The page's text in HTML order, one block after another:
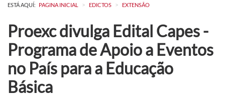
ESTÁ AQUÍ: PAGINA INICIAL > EDICTOS > EXTENSÃO
Proexc divulga Edital Capes -
Programa de Apoio a Eventos
no País para a Educação
Básica